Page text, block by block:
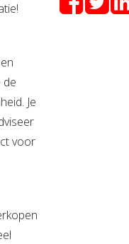
de
Je
voor